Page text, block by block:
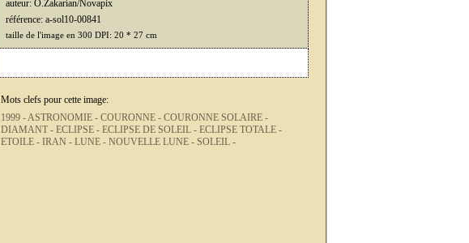
auteur: O.Zakarian/Novapix
référence: a-sol10-00841
taille de l'image en 300 DPI: 20 * 27 cm
Mots clefs pour cette image:
1999 -ASTRONOMIE - COURONNE - COURONNE SOLAIRE -
DIAMANT - ECLIPSE - ECLIPSE DE SOLEIL - ECLIPSE TOTALE -
ETOILE - IRAN - LUNE - NOUVELLE LUNE - SOLEIL -